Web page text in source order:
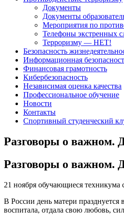
Документы
Документы
Мероприятия по
Телефоны экстренных
Терроризму — НЕТ!
Безопасность
Информационная
Финансовая грамотность
Кибербезопасность
Независимая оценка качества
Профессиональное обучение
Новости
Контакты
Спортивный студенческий
Разговоры о важном.
Разговоры о важном.
21 ноября обучающиеся
В России день матери
воспитала, отдала свою любовь,